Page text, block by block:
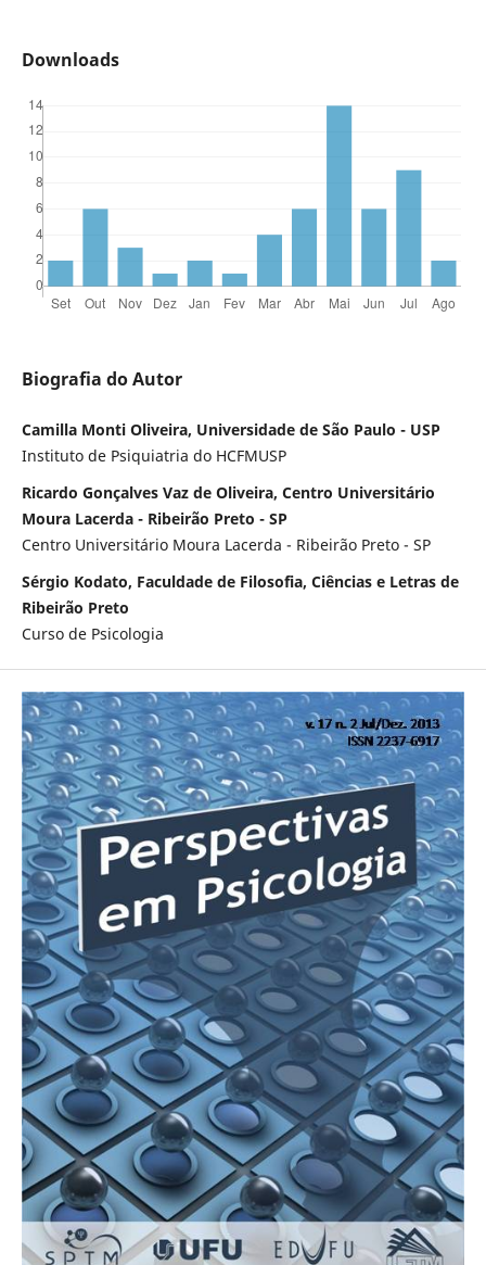
Downloads
Biografia do Autor
Camilla Monti Oliveira, Universidade de São Paulo - USP
Instituto de Psiquiatria do HCFMUSP
Ricardo Gonçalves Vaz de Oliveira, Centro Universitário
Moura Lacerda - Ribeirão Preto - SP
Centro Universitário Moura Lacerda - Ribeirão Preto - SP
Sérgio Kodato, Faculdade de Filosofia, Ciências e Letras de
Ribeirão Preto
Curso de Psicologia